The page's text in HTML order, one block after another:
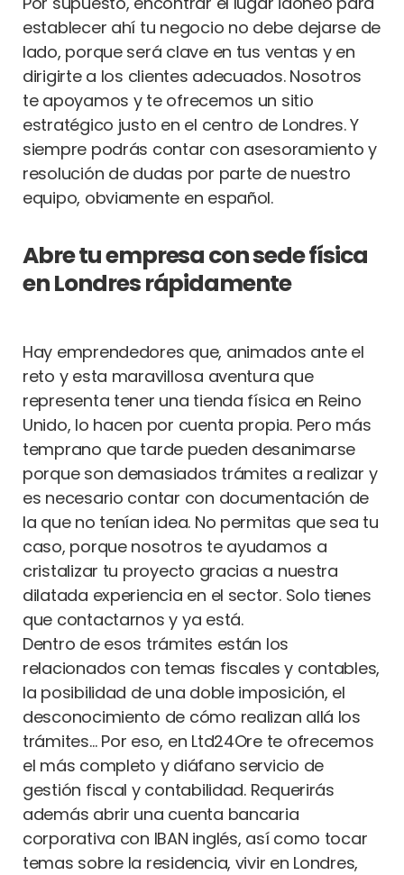
establecer ahí tu negocio no debe dejarse de
lado, porque será clave en tus ventas y en
dirigirte a los clientes adecuados. Nosotros
te apoyamos y te ofrecemos un sitio
estratégico justo en el centro de Londres. Y
siempre podrás contar con asesoramiento y
resolución de dudas por parte de nuestro
equipo, obviamente en español.
Abre tu empresa con sede física
en Londres rápidamente
Hay emprendedores que, animados ante el
reto y esta maravillosa aventura que
representa tener una tienda física en Reino
Unido, lo hacen por cuenta propia. Pero más
temprano que tarde pueden desanimarse
porque son demasiados trámites a realizar y
es necesario contar con documentación de
la que no tenían idea. No permitas que sea tu
caso, porque nosotros te ayudamos a
cristalizar tu proyecto gracias a nuestra
dilatada experiencia en el sector. Solo tienes
que contactarnos y ya está.
Dentro de esos trámites están los
relacionados con temas fiscales y contables,
la posibilidad de una doble imposición, el
desconocimiento de cómo realizan allá los
trámites… Por eso, en Ltd24Ore te ofrecemos
el más completo y diáfano servicio de
gestión fiscal y contabilidad. Requerirás
además abrir una cuenta bancaria
corporativa con IBAN inglés, así como tocar
temas sobre la residencia, vivir en Londres,